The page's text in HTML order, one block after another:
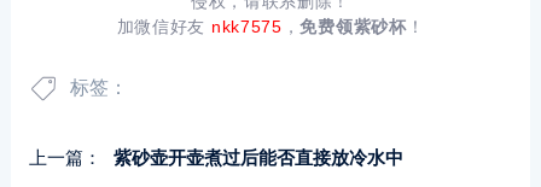
加微信好友 nkk7575 ，免费领紫砂杯！
标签：
上一篇：
紫砂壶开壶煮过后能否直接放冷水中